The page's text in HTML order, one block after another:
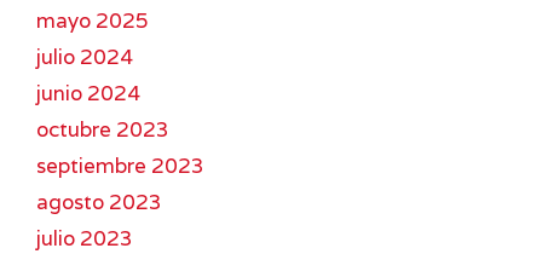
mayo 2025
julio 2024
junio 2024
octubre 2023
septiembre 2023
agosto 2023
julio 2023